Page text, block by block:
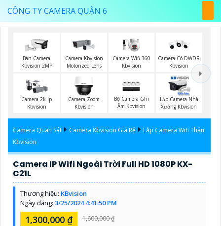
CÔNG TY CAMERA QUẬN 6
Bán Camera
Kbvision 2MP
Camera Kbvision
Motorized Lens
Camera Wifi 360
Kbvision
Camera Có DWDR
Kbvision
Camera 2k Ip
Kbvision
Camera Zoom
Kbvision
Bộ Camera Ghi
Âm Kbvision
Lắp Camera Nhà
Xưởng Kbvision
Camera Quan Sát Camera Kbvision Giá Rẻ
Lắp Camera Wifi Thân
Kbvision
Camera IP Wifi Ngoài Trời Full HD 1080P KX-
C21L
Thương hiệu: KBvision
Ngày đăng: 3/25/2024 4:41:50 PM
1,300,000 ₫ 1,600,000 ₫